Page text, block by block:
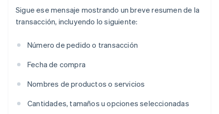
Sigue ese mensaje mostrando un breve resumen de la
transacción, incluyendo lo siguiente:
Número de pedido o transacción
Fecha de compra
Nombres de productos o servicios
Cantidades, tamaños u opciones seleccionadas